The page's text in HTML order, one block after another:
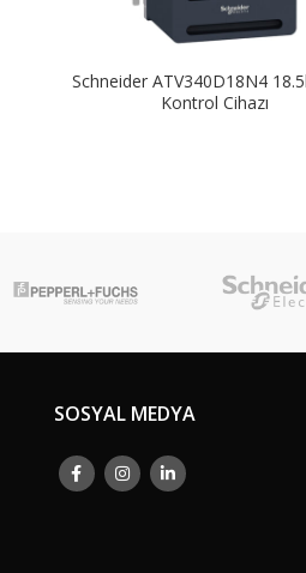
Schneider ATV340D18N4
Kontrol Cihazı
SOSYAL MEDYA